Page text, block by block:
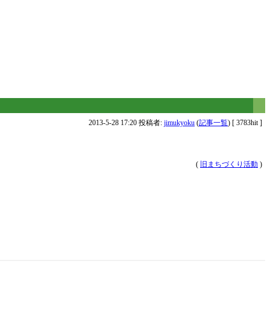
2013-5-28 17:20 投稿者: jimukyoku (記事一覧) [ 3783hit ]
( 旧まちづくり活動 )